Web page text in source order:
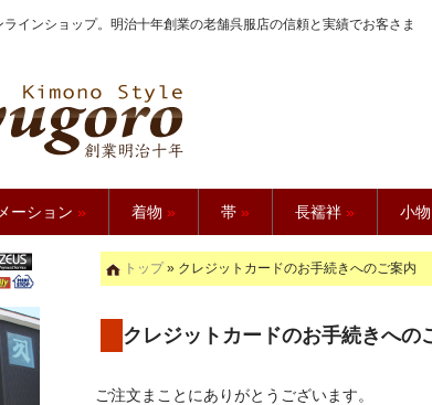
インショップ。明治十年創業の老舗呉服店の信頼と実績でお客さま
もの館【久五郎】
ーション » 着物 » 帯 » 長襦袢 » 小物
トップ» クレジットカードのお手続きへのご案内
クレジットカードのお手続きへの
ご注文まことにありがとうございます。